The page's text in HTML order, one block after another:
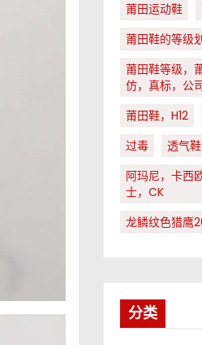
莆田运动鞋
莆田鞋的等级
莆田鞋等级，
仿，真标，公
莆田鞋，H12
过毒
透气鞋
阿玛尼，卡西
士，CK
龙鳞纹色猎鹰
分类